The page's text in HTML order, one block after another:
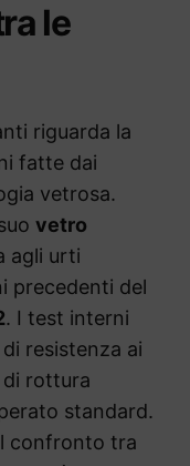
le
riguarda la
fatte dai
vetrosa.
vetro
agli urti
precedenti del
. I test interni
resistenza ai
di rottura
standard.
confronto tra